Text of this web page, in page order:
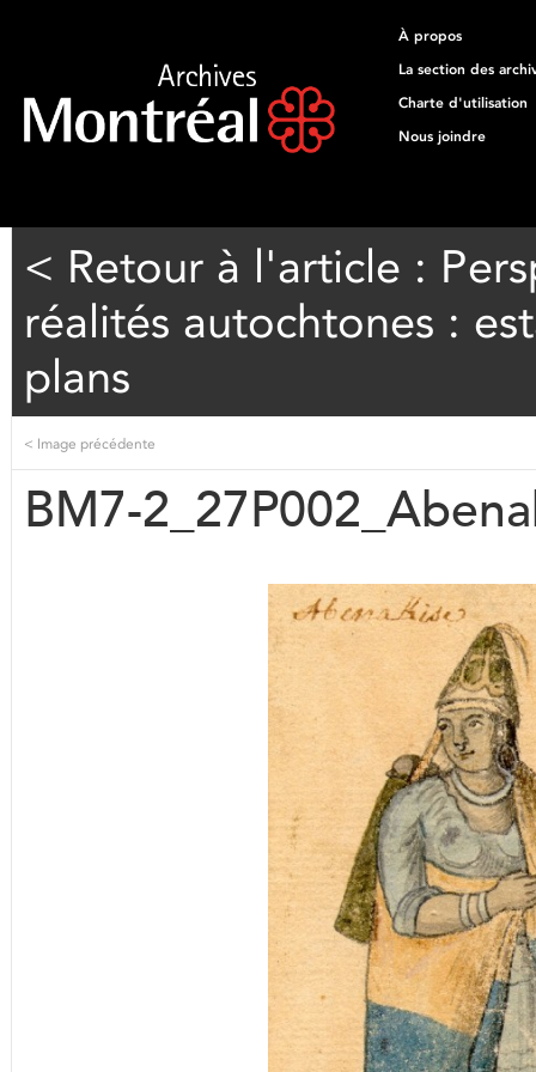
À propos
La section des
Charte d'utilisation
Nous joindre
< Retour à l'article :
réalités autochtones :
plans
< Image précédente
BM7-